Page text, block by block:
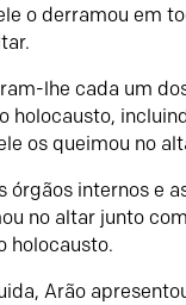
o derramou em
lhe cada um
holocausto,
os queimou no
órgãos internos e
no altar junto
holocausto.
Arão